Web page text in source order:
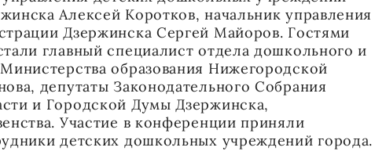
Алексей Коротков, начальник управления
Дзержинска Сергей Майоров. Гостями
главный специалист отдела дошкольного и
образования Нижегородской
депутаты Законодательного Собрания
и Городской Думы Дзержинска,
Участие в конференции приняли
детских дошкольных учреждений города.